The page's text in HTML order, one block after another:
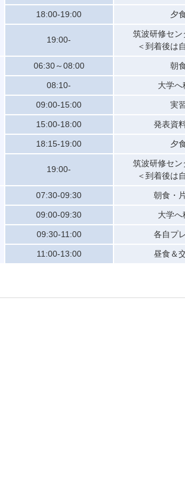
18:00-19:00 夕
19:00-
筑波研修セン
＜到着後は
06:30～08:00 朝
08:10- 大学へ
09:00-15:00 実
15:00-18:00 発表資
18:15-19:00 夕
19:00-
筑波研修セン
＜到着後は
07:30-09:30 朝食・
09:00-09:30 大学へ
09:30-11:00 各自プ
11:00-13:00 昼食＆